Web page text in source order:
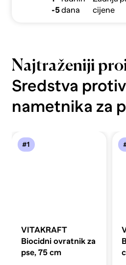
-5dana
cijene
Najtraženiji
Sredstva protiv
nametnika za
#1
VITAKRAFT
Biocidni ovratnik za
pse, 75 cm